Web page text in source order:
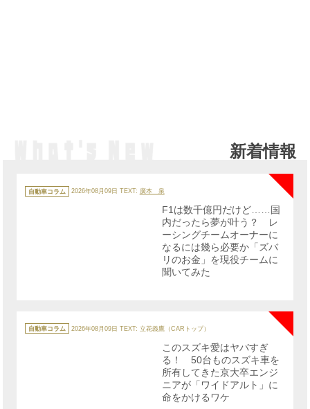
新着情報
テ
ゴ
自動車コラム 2026年08月09日 TEXT: 廣本 泉
NEW
F1は数千億円だけど……国
内だったら夢が叶う？ レ
ーシングチームオーナーに
なるには幾ら必要か「ズバ
リのお金」を現役チームに
聞いてみた
テ
ゴ
自動車コラム 2026年08月09日 TEXT: 立花義鷹（CARトップ）
このスズキ愛はヤバすぎ
る！ 50台ものスズキ車を
所有してきた京大卒エンジ
ニアが「ワイドアルト」に
命をかけるワケ